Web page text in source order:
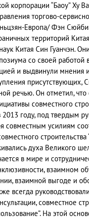
корпорации “Баоу” Ху
торгово-
Европа/ Фэн
территорий
Китая Син Гуанчэн.
со своей работой
и выдвинули мнения
присутствующих,
речью. Он отметил,
совместного
2013 году, под твердым
совместным усилиям
строительства
духа Великого
в мире и
взаимном
взаимной выгоде и
всегда
совместное
На этой